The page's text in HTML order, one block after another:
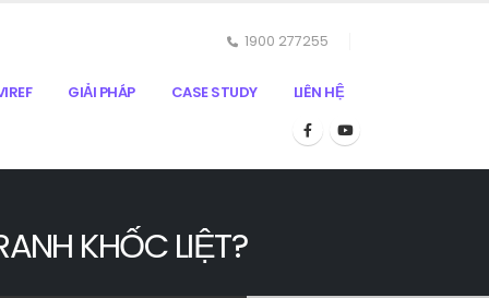
1900 277255
GIẢI PHÁP CASE STUDY LIÊN HỆ
KHỐC LIỆT?